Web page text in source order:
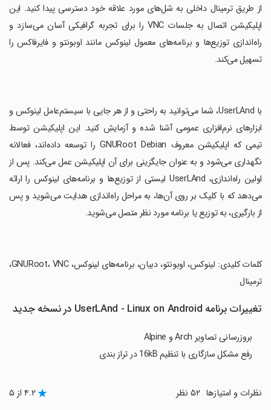
از طریق ترمینال داخلی به شل‌های مورد علاقه خود دسترسی پیدا کنید. این
اپلیکیشن اتصال به جلسات VNC را برای تجربه گرافیکی آسان می‌سازد و
راه‌اندازی توزیع‌ها و برنامه‌های معمول لینوکس مانند اوبونتو و فایرفاکس را
تسهیل می‌کند.
‏با UserLAnd، شما می‌توانید به راحتی و از هر جایی با سیستم‌عامل لینوکس و
ابزارهای نرم‌افزاری عمومی آشنا شده و آزمایش کنید. این اپلیکیشن توسط
تیمی که اپلیکیشن معروف GNURoot Debian را توسعه داده‌اند، فعالانه
نگهداری می‌شود و به عنوان جایگزینی برای آن اپلیکیشن عمل می‌کند. پس از
اولین راه‌اندازی، UserLAnd لیستی از توزیع‌ها و برنامه‌های لینوکس را ارائه
می‌دهد که با کلیک بر روی آن‌ها، به مراحل راه‌اندازی هدایت می‌شوید و پس
از بارگیری، به توزیع یا برنامه‌ مورد نظر متصل می‌شوید.
‏کلمات کلیدی: لینوکس، اوبونتو، دبیان، برنامه‌های لینوکس، GNURoot، VNC،
ترمینال
تغییرات برنامه UserLAnd - Linux on Android در نسخه جدید
بروزرسانی تصاویر Arch و Alpine
رفع مشکل سازگاری با تنظیم 16kB در تراز بندی
نظرات و امتیازها ۴.۲ از ۵